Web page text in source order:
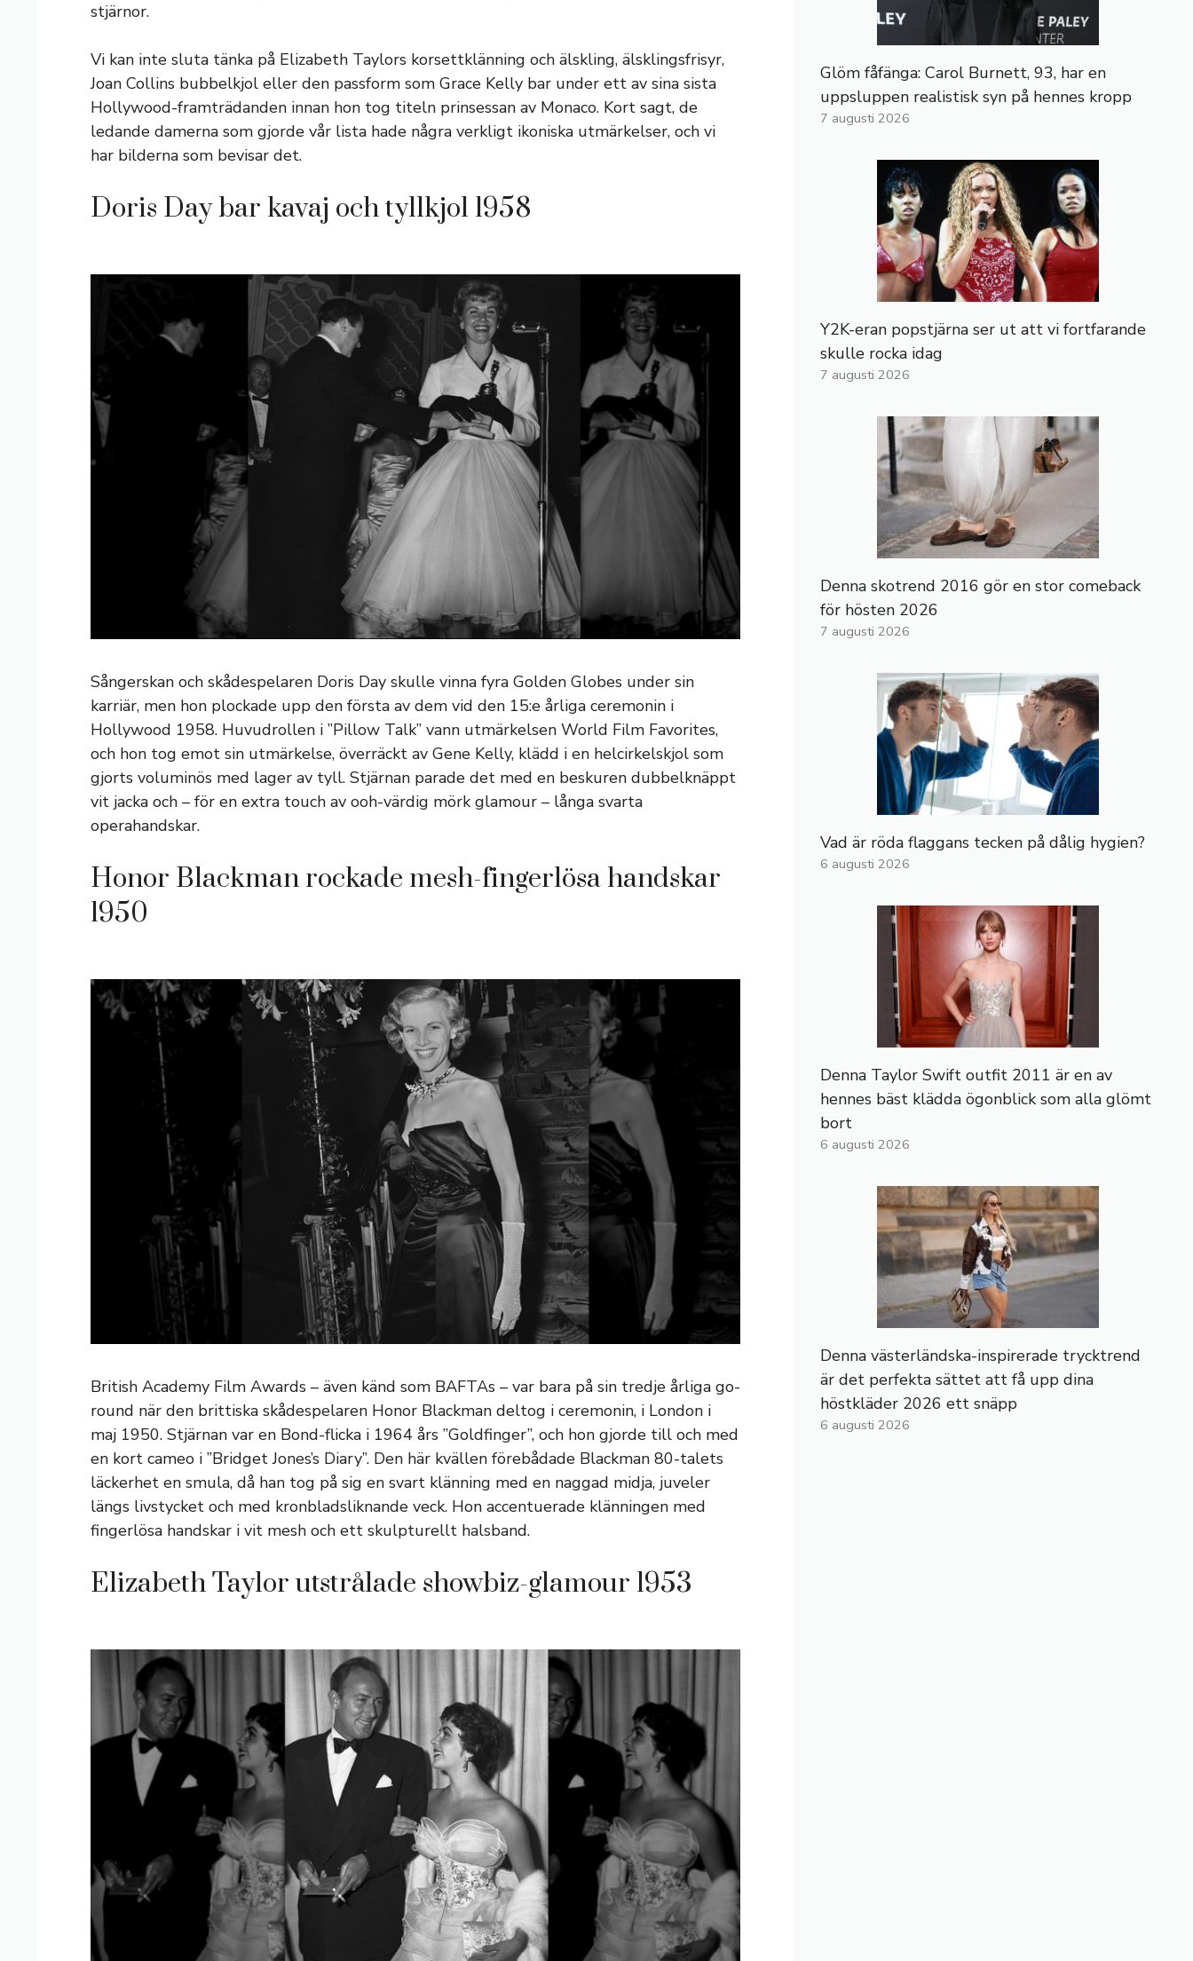
stjärnor.
Vi kan inte sluta tänka på Elizabeth Taylors korsettklänning och älskling, älsklingsfrisyr,
Joan Collins bubbelkjol eller den passform som Grace Kelly bar under ett av sina sista
Hollywood-framträdanden innan hon tog titeln prinsessan av Monaco. Kort sagt, de
ledande damerna som gjorde vår lista hade några verkligt ikoniska utmärkelser, och vi
har bilderna som bevisar det.
Doris Day bar kavaj och tyllkjol 1958
Sångerskan och skådespelaren Doris Day skulle vinna fyra Golden Globes under sin
karriär, men hon plockade upp den första av dem vid den 15:e årliga ceremonin i
Hollywood 1958. Huvudrollen i ”Pillow Talk” vann utmärkelsen World Film Favorites,
och hon tog emot sin utmärkelse, överräckt av Gene Kelly, klädd i en helcirkelskjol som
gjorts voluminös med lager av tyll. Stjärnan parade det med en beskuren dubbelknäppt
vit jacka och – för en extra touch av ooh-värdig mörk glamour – långa svarta
operahandskar.
Honor Blackman rockade mesh-fingerlösa handskar
1950
British Academy Film Awards – även känd som BAFTAs – var bara på sin tredje årliga go-
round när den brittiska skådespelaren Honor Blackman deltog i ceremonin, i London i
maj 1950. Stjärnan var en Bond-flicka i 1964 års ”Goldfinger”, och hon gjorde till och med
en kort cameo i ”Bridget Jones’s Diary”. Den här kvällen förebådade Blackman 80-talets
läckerhet en smula, då han tog på sig en svart klänning med en naggad midja, juveler
längs livstycket och med kronbladsliknande veck. Hon accentuerade klänningen med
fingerlösa handskar i vit mesh och ett skulpturellt halsband.
Elizabeth Taylor utstrålade showbiz-glamour 1953
Glöm fåfänga: Carol Burnett, 93, har en
uppsluppen realistisk syn på hennes kropp
7 augusti 2026
Y2K-eran popstjärna ser ut att vi fortfarande
skulle rocka idag
7 augusti 2026
Denna skotrend 2016 gör en stor comeback
för hösten 2026
7 augusti 2026
Vad är röda flaggans tecken på dålig hygien?
6 augusti 2026
Denna Taylor Swift outfit 2011 är en av
hennes bäst klädda ögonblick som alla glömt
bort
6 augusti 2026
Denna västerländska-inspirerade trycktrend
är det perfekta sättet att få upp dina
höstkläder 2026 ett snäpp
6 augusti 2026